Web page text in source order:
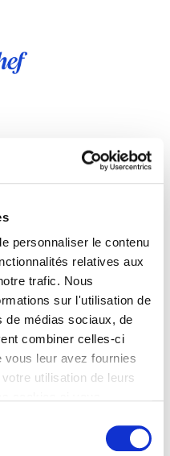
personnaliser le contenu
relatives aux
trafic. Nous
sur l'utilisation de
de médias sociaux, de
combiner celles-ci
leur avez fournies
utilisation de leurs